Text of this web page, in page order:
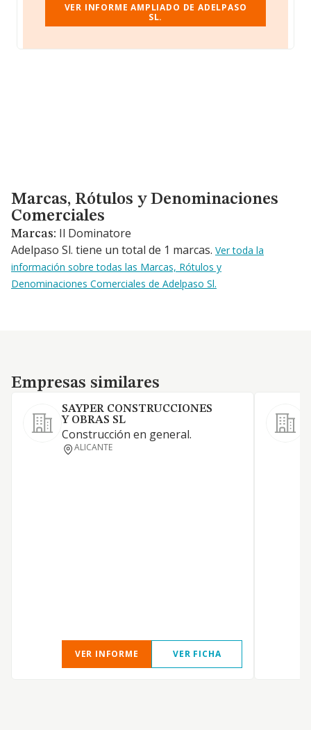
VER INFORME AMPLIADO DE ADELPASO
SL.
Marcas, Rótulos y Denominaciones Comerciales
Marcas, Rótulos y Denominaciones
Comerciales
Marcas: Il Dominatore
Adelpaso Sl. tiene un total de 1 marcas. Ver toda la
información sobre todas las Marcas, Rótulos y
Denominaciones Comerciales de Adelpaso Sl.
Empresas similares
Empresas similares
SAYPER CONSTRUCCIONES
Y OBRAS SL
Construcción en general.
ALICANTE
VER INFORME VER FICHA